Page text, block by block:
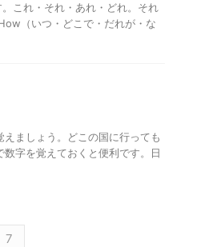
これ・それ・あれ・どれ。それ
（いつ・どこで・だれが・な
ましょう。どこの国に行っても
字を覚えておくと便利です。日
7